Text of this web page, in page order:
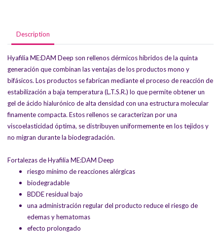
Description
Hyafilia ME:DAM Deep son rellenos dérmicos híbridos de la quinta
generación que combinan las ventajas de los productos mono y
bifásicos. Los productos se fabrican mediante el proceso de reacción de
estabilización a baja temperatura (L.T.S.R.) lo que permite obtener un
gel de ácido hialurónico de alta densidad con una estructura molecular
finamente compacta. Estos rellenos se caracterizan por una
viscoelasticidad óptima, se distribuyen uniformemente en los tejidos y
no migran durante la biodegradación.
Fortalezas de Hyafilia ME:DAM Deep
riesgo mínimo de reacciones alérgicas
biodegradable
BDDE residual bajo
una administración regular del producto reduce el riesgo de
edemas y hematomas
efecto prolongado